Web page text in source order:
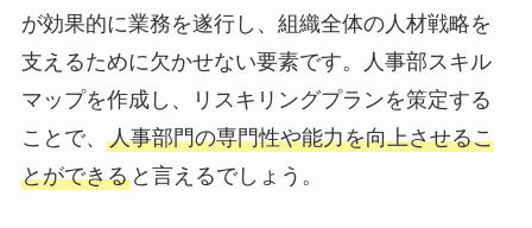
が効果的に業務を遂行し、組織全体の人材戦略を
支えるために欠かせない要素です。人事部スキル
マップを作成し、リスキリングプランを策定する
ことで、 人事部門の専門性や能力を向上させるこ
とができると言えるでしょう。